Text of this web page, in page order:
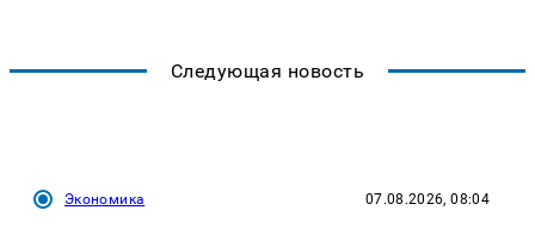
Следующая новость
Экономика 07.08.2026, 08:04